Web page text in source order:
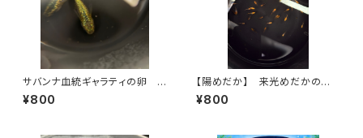
サバンナ血統ギャラティの卵 1
5個＋α
¥800
【陽めだか】 来光めだかの稚
魚画像の中から10匹【現物】
¥800